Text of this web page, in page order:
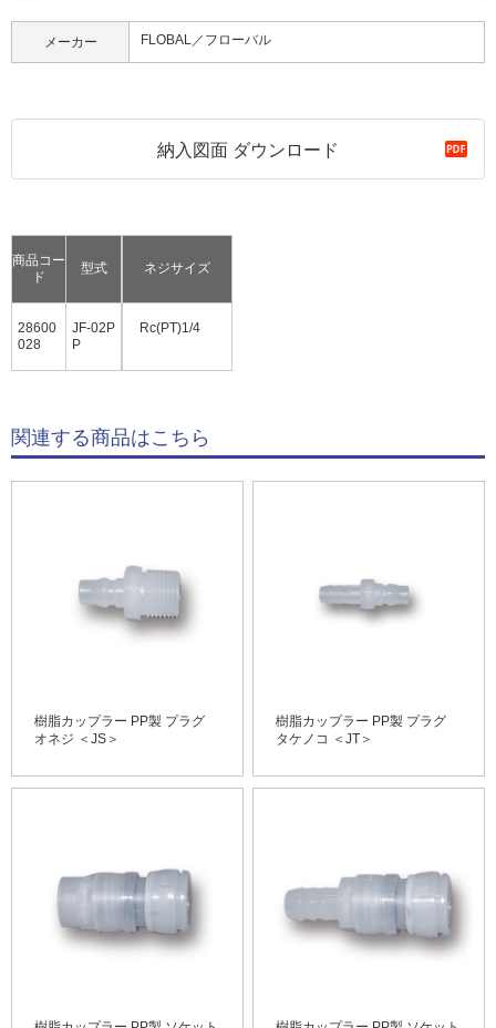
メーカー FLOBAL／フローバル
納入図面 ダウンロード
商品コー
ド
型式
28600
028
JF-02P
P
ネジサイズ
Rc(PT)1/4
関連する商品はこちら
樹脂カップラー PP製 プラグ
オネジ ＜JS＞
樹脂カップラー PP製 プラグ
タケノコ ＜JT＞